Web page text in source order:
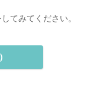
てみてください。